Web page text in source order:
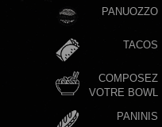
PANUOZZO
TACOS
COMPOSEZ
VOTRE BOWL
PANINIS